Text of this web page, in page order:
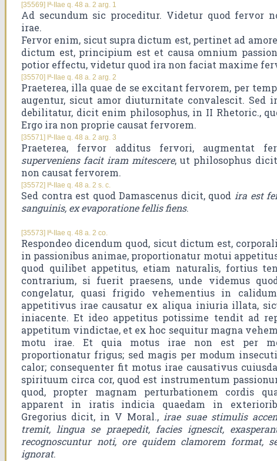
[35569] Iª-IIae q. 48 a. 2 arg. 1
Ad secundum sic proceditur. Videtur quod fervor
irae.
Fervor enim, sicut supra dictum est, pertinet ad
dictum est, principium est et causa omnium
potior effectu, videtur quod ira non faciat maxime
[35570] Iª-IIae q. 48 a. 2 arg. 2
Praeterea, illa quae de se excitant fervorem, per
augentur, sicut amor diuturnitate convalescit. Sed
debilitatur, dicit enim philosophus, in II Rhetoric.,
Ergo ira non proprie causat fervorem.
[35571] Iª-IIae q. 48 a. 2 arg. 3
Praeterea, fervor additus fervori, augmentat
superveniens facit iram mitescere, ut philosophus
non causat fervorem.
[35572] Iª-IIae q. 48 a. 2 s. c.
Sed contra est quod Damascenus dicit, quod ira est
sanguinis, ex evaporatione fellis fiens.
[35573] Iª-IIae q. 48 a. 2 co.
Respondeo dicendum quod, sicut dictum est,
in passionibus animae, proportionatur motui
quod quilibet appetitus, etiam naturalis, fortius
contrarium, si fuerit praesens, unde videmus
congelatur, quasi frigido vehementius in
appetitivus irae causatur ex aliqua iniuria illata,
iniacente. Et ideo appetitus potissime tendit ad
appetitum vindictae, et ex hoc sequitur magna
motu irae. Et quia motus irae non est per
proportionatur frigus; sed magis per modum
calor; consequenter fit motus irae causativus
spirituum circa cor, quod est instrumentum
quod, propter magnam perturbationem cordis
apparent in iratis indicia quaedam in
Gregorius dicit, in V Moral., irae suae stimulis
tremit, lingua se praepedit, facies ignescit,
recognoscuntur noti, ore quidem clamorem format,
ignorat.